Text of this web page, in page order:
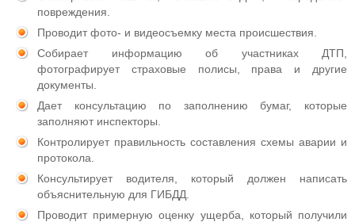
повреждения.
Проводит фото- и видеосъемку места происшествия.
Собирает информацию об участниках ДТП,
фотографирует страховые полисы, права и другие
документы.
Дает консультацию по заполнению бумаг, которые
заполняют инспекторы.
Контролирует правильность составления схемы аварии и
протокола.
Консультирует водителя, который должен написать
объяснительную для ГИБДД.
Проводит примерную оценку ущерба, который получили